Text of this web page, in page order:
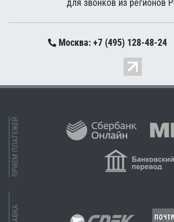
для звонков из регионов
Москва: +7 (495) 128-48-24
ПРИЕМ ПЛАТЕЖЕЙ